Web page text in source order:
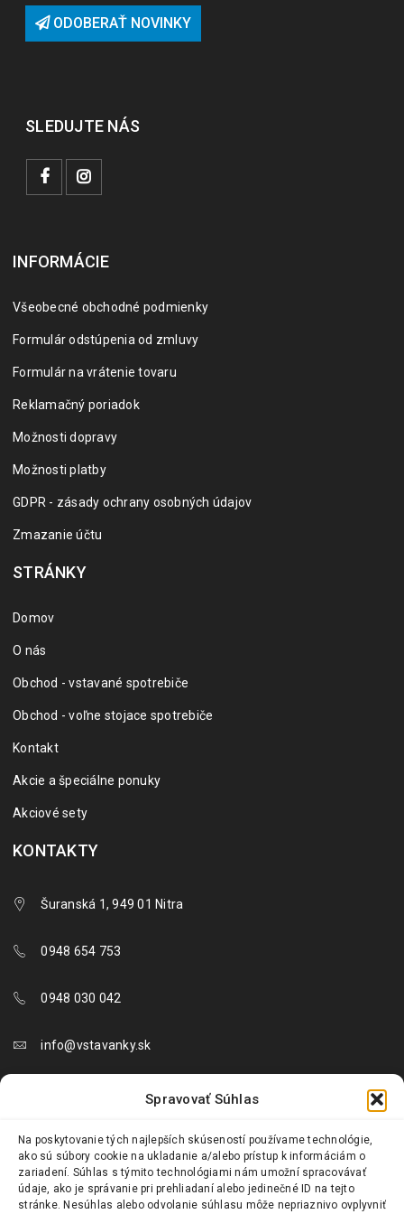
Spravovať Súhlas
Na poskytovanie tých najlepších skúseností používame technológie,
ako sú súbory cookie na ukladanie a/alebo prístup k informáciám o
zariadení. Súhlas s týmito technológiami nám umožní spracovávať
údaje, ako je správanie pri prehliadaní alebo jedinečné ID na tejto
stránke. Nesúhlas alebo odvolanie súhlasu môže nepriaznivo ovplyvniť
ODOBERAŤ NOVINKY
SLEDUJTE NÁS
INFORMÁCIE
Všeobecné obchodné podmienky
Formulár odstúpenia od zmluvy
Formulár na vrátenie tovaru
Reklamačný poriadok
Možnosti dopravy
Možnosti platby
GDPR - zásady ochrany osobných údajov
Zmazanie účtu
STRÁNKY
Domov
O nás
Obchod - vstavané spotrebiče
Obchod - voľne stojace spotrebiče
Kontakt
Akcie a špeciálne ponuky
Akciové sety
KONTAKTY
Šuranská 1, 949 01 Nitra
0948 654 753
0948 030 042
info@vstavanky.sk
objednavky@vstavanky.sk
reklamacie@vstavanky.sk